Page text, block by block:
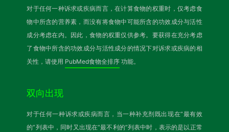
对于任何一种诉求或疾病而言，在计算食物的权重时，仅考虑食
物中所含的营养素，而没有将食物中可能所含的功效成分与活性
成分考虑在内。因此，食物的权重仅供参考。要获得在充分考虑
了食物中所含的功效成分与活性成分的情况下对诉求或疾病的相
关性，请使用 PubMed食物全排序 功能。
双向出现
对于任何一种诉求或疾病而言，当一种补充剂既出现在“最有效
的”列表中，同时又出现在“最不利的”列表中时，表示的是以正常